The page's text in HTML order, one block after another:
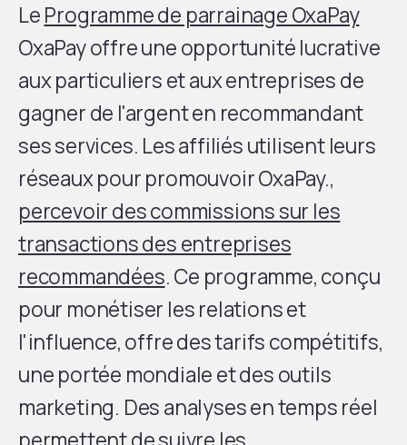
LeProgramme de parrainage OxaPay
OxaPay offre une opportunité lucrative
aux particuliers et aux entreprises de
gagner de l'argent en recommandant
ses services. Les affiliés utilisent leurs
réseaux pour promouvoir OxaPay.,
percevoir des commissions sur les
transactions des entreprises
recommandées. Ce programme, conçu
pour monétiser les relations et
l'influence, offre des tarifs compétitifs,
une portée mondiale et des outils
marketing. Des analyses en temps réel